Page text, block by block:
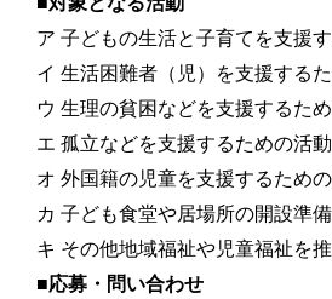
ア 子どもの生活と子育てを支援
イ 生活困難者（児）を支援する
ウ 生理の貧困などを支援するた
エ 孤立などを支援するための活動
オ 外国籍の児童を支援するため
カ 子ども食堂や居場所の開設準
キ その他地域福祉や児童福祉を
■応募・問い合わせ